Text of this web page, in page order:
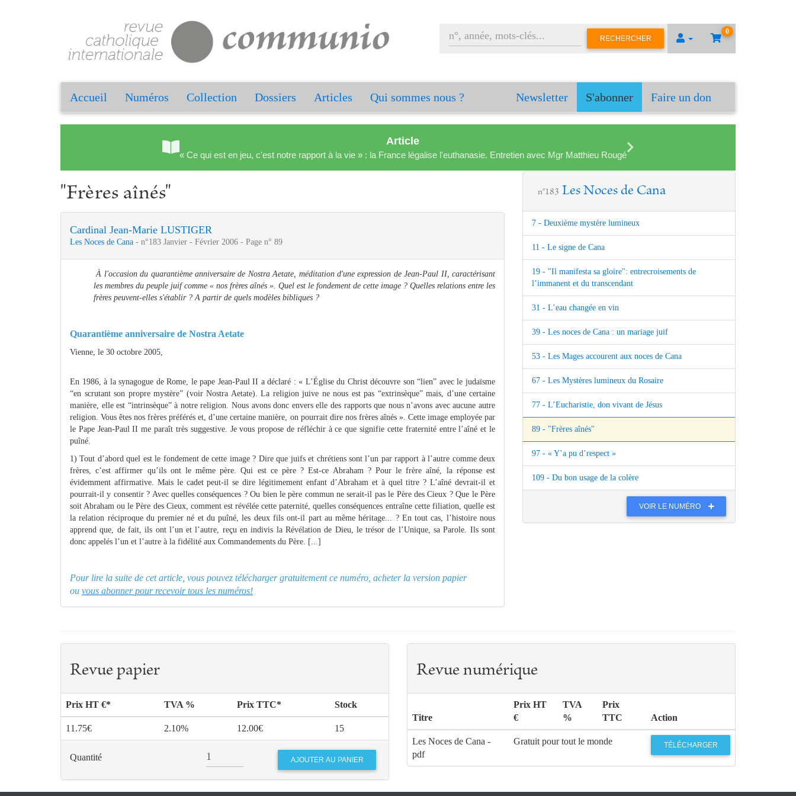
0
RECHERCHER
Accueil Numéros Collection Dossiers Articles Qui sommes nous ? Newsletter S'abonner Faire un don
Article
« Ce qui est en jeu, c'est notre rapport à la vie » : la France légalise l'euthanasie. Entretien avec Mgr Matthieu Rougé
"Frères aînés"
Cardinal Jean-Marie LUSTIGER
Les Noces de Cana - n°183 Janvier - Février 2006 - Page n° 89
À l'occasion du quarantième anniversaire de Nostra Aetate, méditation d'une expression de Jean-Paul II, caractérisant
les membres du peuple juif comme « nos frères aînés ». Quel est le fondement de cette image ? Quelles relations entre les
frères peuvent-elles s'établir ? A partir de quels modèles bibliques ?
Quarantième anniversaire de Nostra Aetate
Vienne, le 30 octobre 2005,
En 1986, à la synagogue de Rome, le pape Jean-Paul II a déclaré : « L’Église du Christ découvre son “lien” avec le judaïsme
“en scrutant son propre mystère” (voir Nostra Aetate). La religion juive ne nous est pas “extrinsèque” mais, d’une certaine
manière, elle est “intrinsèque” à notre religion. Nous avons donc envers elle des rapports que nous n’avons avec aucune autre
religion. Vous êtes nos frères préférés et, d’une certaine manière, on pourrait dire nos frères aînés ». Cette image employée par
le Pape Jean-Paul II me paraît très suggestive. Je vous propose de réfléchir à ce que signifie cette fraternité entre l’aîné et le
puîné.
1) Tout d’abord quel est le fondement de cette image ? Dire que juifs et chrétiens sont l’un par rapport à l’autre comme deux
frères, c’est affirmer qu’ils ont le même père. Qui est ce père ? Est-ce Abraham ? Pour le frère aîné, la réponse est
évidemment affirmative. Mais le cadet peut-il se dire légitimement enfant d’Abraham et à quel titre ? L’aîné devrait-il et
pourrait-il y consentir ? Avec quelles conséquences ? Ou bien le père commun ne serait-il pas le Père des Cieux ? Que le Père
soit Abraham ou le Père des Cieux, comment est révélée cette paternité, quelles conséquences entraîne cette filiation, quelle est
la relation réciproque du premier né et du puîné, les deux fils ont-il part au même héritage... ? En tout cas, l’histoire nous
apprend que, de fait, ils ont l’un et l’autre, reçu en indivis la Révélation de Dieu, le trésor de l’Unique, sa Parole. Ils sont
donc appelés l’un et l’autre à la fidélité aux Commandements du Père. [...]
Pour lire la suite de cet article, vous pouvez télécharger gratuitement ce numéro, acheter la version papier
ou vous abonner pour recevoir tous les numéros!
n°183 Les Noces de Cana
7 - Deuxième mystère lumineux
11 - Le signe de Cana
19 - "Il manifesta sa gloire": entrecroisements de
l’immanent et du transcendant
31 - L’eau changée en vin
39 - Les noces de Cana : un mariage juif
53 - Les Mages accourent aux noces de Cana
67 - Les Mystères lumineux du Rosaire
77 - L’Eucharistie, don vivant de Jésus
89 - "Frères aînés"
97 - « Y’a pu d’respect »
109 - Du bon usage de la colère
VOIR LE NUMÉRO
Revue papier
Prix HT €* TVA % Prix TTC* Stock
11.75€ 2.10% 12.00€ 15
Quantité
Revue numérique
Titre
Prix HT
€
TVA
%
Prix
TTC
Action
Les Noces de Cana -
pdf
Gratuit pour tout le monde TÉLÉCHARGER